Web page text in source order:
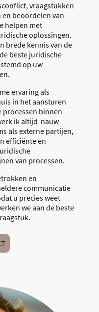
vraagstukken
beoordelen van
helpen met
oplossingen.
brede kennis van de
beste juridische
op uw
ervaring als
in het aansturen
binnen
ik altijd nauw
als externe partijen,
efficiënte en
van processen.
en
communicatie
u precies weet
we aan de beste